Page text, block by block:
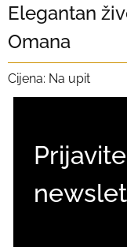
Elegantan
Omana
Cijena: Na upit